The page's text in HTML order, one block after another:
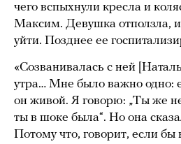
чего вспыхнули кресла и
Максим. Девушка отползла,
уйти. Позднее ее
«Созванивалась с ней
утра… Мне было важно одно:
он живой. Я говорю: „Ты же
ты в шоке была“. Но она
Потому что, говорит, если бы